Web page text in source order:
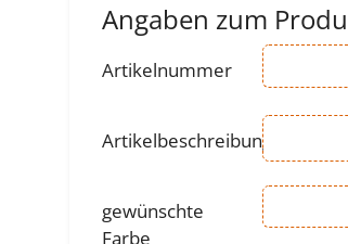
Angaben zum
Artikelnummer
Artikelbeschreibung
gewünschte
Farbe